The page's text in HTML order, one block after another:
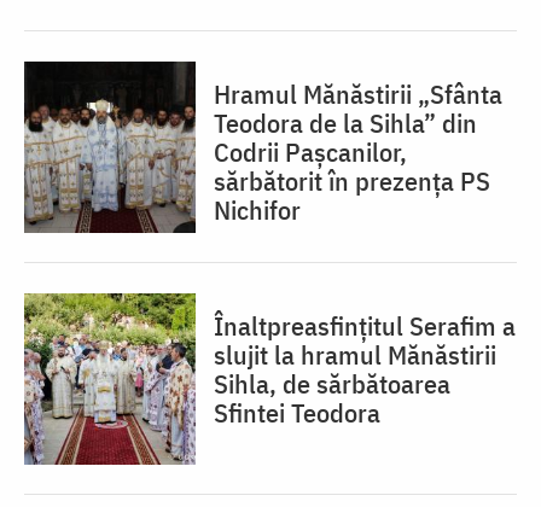
Hramul Mănăstirii „Sfânta
Teodora de la Sihla” din
Codrii Pașcanilor,
sărbătorit în prezența PS
Nichifor
Înaltpreasfințitul Serafim a
slujit la hramul Mănăstirii
Sihla, de sărbătoarea
Sfintei Teodora